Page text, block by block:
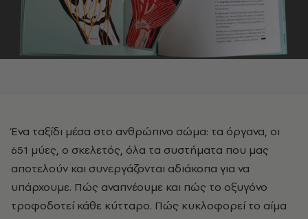
Ένα ταξίδι μέσα στο ανθρώπινο σώμα: τα όργανα, οι
651 μύες, ο σκελετός, όλα τα συστήματα που μας
αποτελούν και συνεργάζονται αδιάκοπα για να
υπάρχουμε. Πώς αναπνέουμε και πώς το οξυγόνο
τροφοδοτεί κάθε κύτταρο. Πώς κυκλοφορεί το αίμα